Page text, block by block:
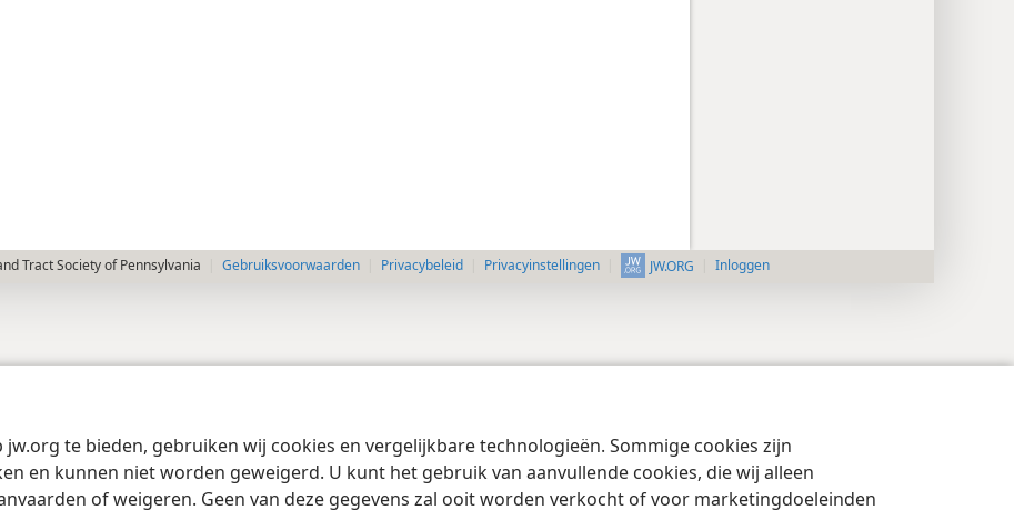
te bieden, gebruiken wij cookies en vergelijkbare technologieën. Sommige cookies zijn
en kunnen niet worden geweigerd. U kunt het gebruik van aanvullende cookies, die wij alleen
of weigeren. Geen van deze gegevens zal ooit worden verkocht of voor marketingdoeleinden
Tract Society of Pennsylvania Gebruiksvoorwaarden Privacybeleid Privacyinstellingen JW.ORG Inloggen